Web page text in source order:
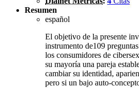
Resumen
español
El objetivo de la presente
instrumento de109
los consumidores de
su mayoría una pareja
cambiar su identidad,
pero si un bajo auto-